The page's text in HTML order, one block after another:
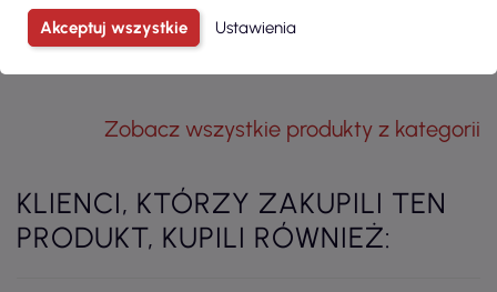
ZOBACZ
Zobacz wszystkie produkty z kategorii
KLIENCI, KTÓRZY ZAKUPILI TEN
PRODUKT, KUPILI RÓWNIEŻ:
Akceptuj wszystkie Ustawienia